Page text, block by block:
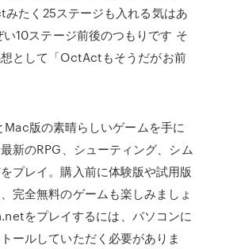
たく25ステージも入れる気はあ
い10ステージ前後のつもりです そ
として「OctActもそうだがお前
版の素晴らしいゲームを手に
新のRPG、シューティング、シム
プレイ。購入前に体験版や試用版
完全無料のゲームも楽しみましょ
をプレイするには、パソコンに
ールしていただく必要がありま